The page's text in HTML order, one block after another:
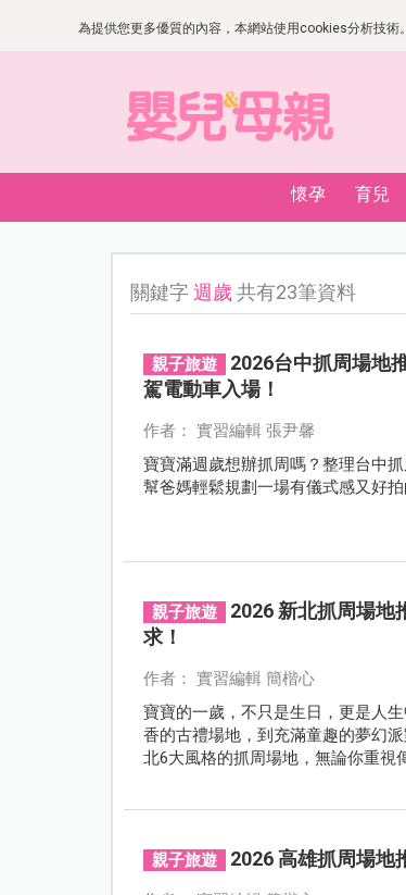
為提供您更多優質的內容，本網站使用cookies分析技
懷孕 育兒
關鍵字週歲 共有23筆資料
親子旅遊
2026台中抓周場地
駕電動車入場！
作者： 實習編輯 張尹馨
寶寶滿週歲想辦抓周嗎？整理台中
幫爸媽輕鬆規劃一場有儀式感又好拍
親子旅遊
2026 新北抓周場地
求！
作者： 實習編輯 簡楷心
寶寶的一歲，不只是生日，更是人
香的古禮場地，到充滿童趣的夢幻
北6大風格的抓周場地，無論你重視
親子旅遊 2026 高雄抓周場地